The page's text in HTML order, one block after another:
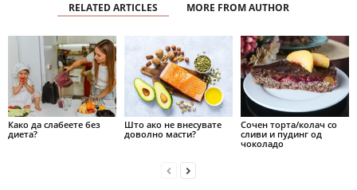
RELATED ARTICLES MORE FROM AUTHOR
Како да слабеете без
диета?
Што ако не внесувате
доволно масти?
Сочен торта/колач со
сливи и пудинг од
чоколадо